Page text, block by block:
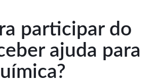
participar do
ajuda para